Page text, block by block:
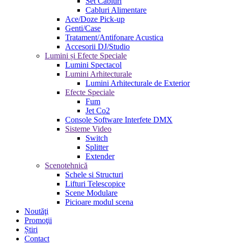
Cabluri Alimentare
Ace/Doze Pick-up
Genti/Case
Tratament/Antifonare Acustica
Accesorii DJ/Studio
Lumini și Efecte Speciale
Lumini Spectacol
Lumini Arhitecturale
Lumini Arhitecturale de Exterior
Efecte Speciale
Fum
Jet Co2
Console Software Interfete DMX
Sisteme Video
Switch
Splitter
Extender
Scenotehnică
Schele si Structuri
Lifturi Telescopice
Scene Modulare
Picioare modul scena
Noutăţi
Promoţii
Știri
Contact